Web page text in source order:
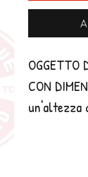
OGGETTO
CON
un'altezza